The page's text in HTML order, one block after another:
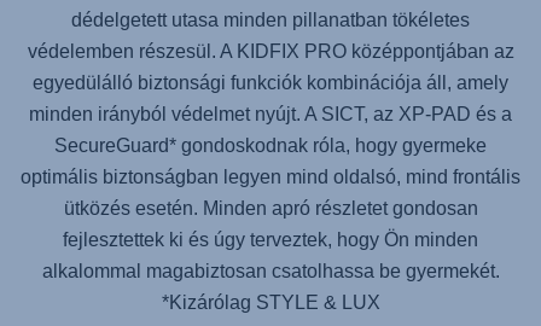
dédelgetett utasa minden pillanatban tökéletes
védelemben részesül. A KIDFIX PROközéppontjában az
egyedülálló biztonsági funkciók kombinációja áll, amely
minden irányból védelmet nyújt. A SICT, az XP-PAD és a
SecureGuard* gondoskodnak róla, hogy gyermeke
optimális biztonságban legyen mind oldalsó, mind frontális
ütközés esetén. Minden apró részletet gondosan
fejlesztettek ki és úgy terveztek, hogy Ön minden
alkalommal magabiztosan csatolhassa be gyermekét.
*Kizárólag STYLE & LUX